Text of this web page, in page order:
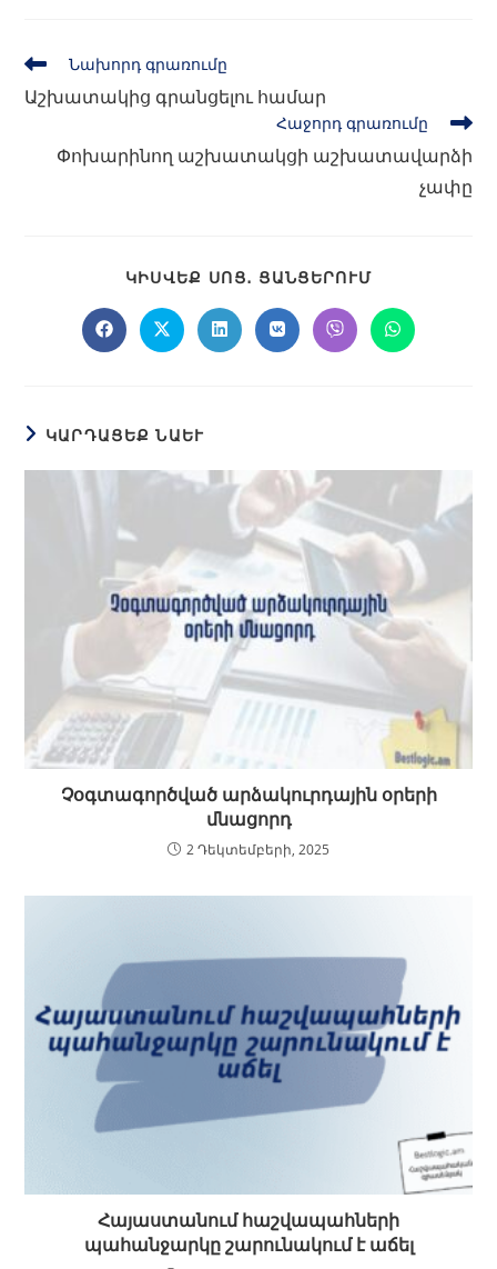
Նախորդ գրառումը
Աշխատակից գրանցելու համար
Հաջորդ գրառումը
Փոխարինող աշխատակցի աշխատավարձի
չափը
ԿԻՍՎԵՔ ՍՈՑ․ ՑԱՆՑԵՐՈՒՄ
ԿԱՐԴԱՑԵՔ ՆԱԵՒ
Չօգտագործված արձակուրդային օրերի
մնացորդ
2 Դեկտեմբերի, 2025
Հայաստանում հաշվապահների
պահանջարկը շարունակում է աճել